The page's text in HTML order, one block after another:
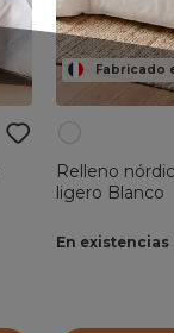
Fabricado
Relleno
ligero Blanco
En existencias